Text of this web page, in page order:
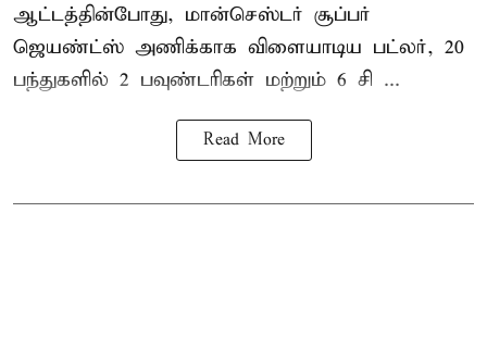
ஆட்டத்தின்போது, மான்செஸ்டர் சூப்பர்
ஜெயண்ட்ஸ் அணிக்காக விளையாடிய பட்லர், 20
பந்துகளில் 2 பவுண்டரிகள் மற்றும் 6 சி ...
Read More